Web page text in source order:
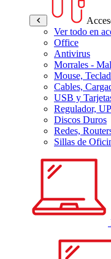
Ver todo en
Office
Antivirus
Morrales -
Mouse,
Cables,
USB y
Regulador,
Discos Duros
Redes,
Sillas de